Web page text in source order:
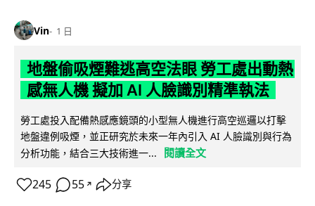
Vin 1 日
地盤偷吸煙難逃高空法眼 勞工處出動熱
感無人機 擬加 AI 人臉識別精準執法
勞工處投入配備熱感應鏡頭的小型無人機進行高空巡邏以打擊
地盤違例吸煙，並正研究於未來一年內引入 AI 人臉識別與行為
分析功能，結合三大技術進一...
閱讀全文
245 55 ↗ 分享